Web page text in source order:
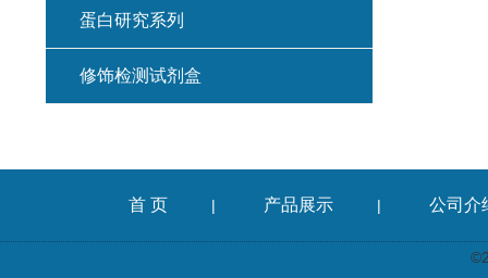
蛋白研究系列
修饰检测试剂盒
首 页 | 产品展示 | 公司介